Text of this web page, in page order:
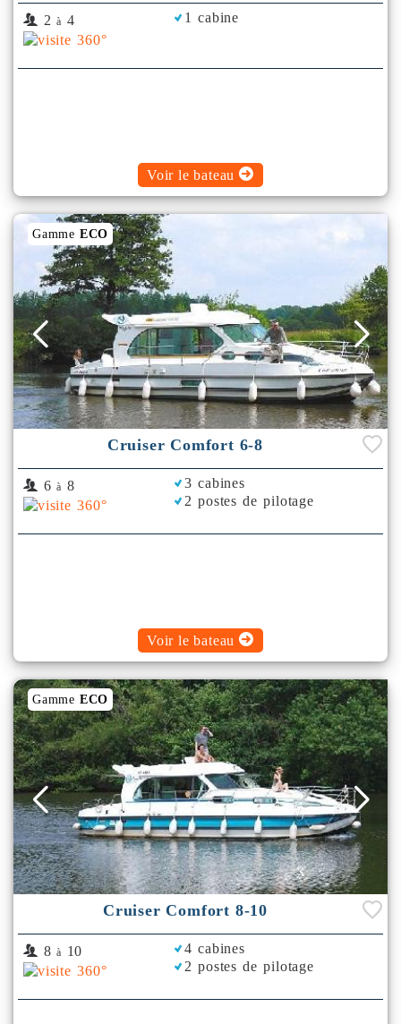
2 à 4 1 cabine
Voir le bateau
Gamme ECO
Cruiser Comfort 6-8
6 à 8
3 cabines
2 postes de pilotage
Voir le bateau
Gamme ECO
Cruiser Comfort 8-10
8 à 10
4 cabines
2 postes de pilotage